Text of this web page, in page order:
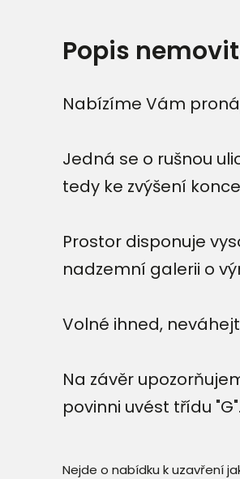
Popis
Nabízíme Vám
Jedná se o rušnou
tedy ke zvýšení
Prostor disponuje
nadzemní galerii o
Volné ihned,
Na závěr
povinni uvést třídu "G".
Nejde o nabídku k uzavření